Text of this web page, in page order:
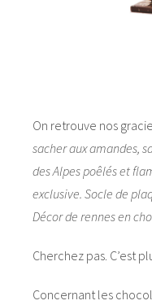
On retrouve nos
sacher aux amandes,
des Alpes poêlés et
exclusive. Socle de
Décor de rennes en
Cherchez pas. C’est
Concernant les